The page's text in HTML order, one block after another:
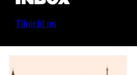
Tilmeld nu